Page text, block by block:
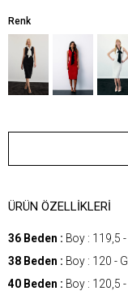
Renk
ÜRÜN ÖZELLIKLERI
36 Beden : Boy : 119,5
38 Beden : Boy : 120 -
40 Beden : Boy : 120,5